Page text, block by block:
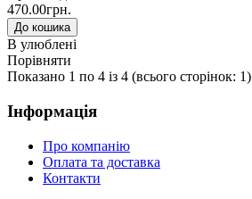
470.00грн.
В улюблені
Порівняти
Показано 1 по 4 із 4 (всього сторінок: 1)
Інформація
Про компанію
Оплата та доставка
Контакти